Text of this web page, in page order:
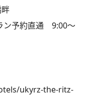
ン予約直通 9:00～
ukyrz-the-ritz-